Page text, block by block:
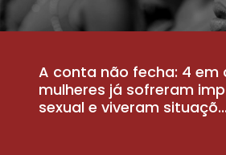
A conta não fecha: 4 em
mulheres já sofreram
sexual e viveram situaçõ...